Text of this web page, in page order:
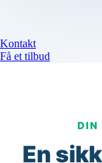
Kontakt
Få et tilbud
DIN
En